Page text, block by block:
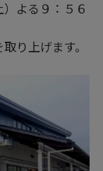
よる９：５６
り上げます。